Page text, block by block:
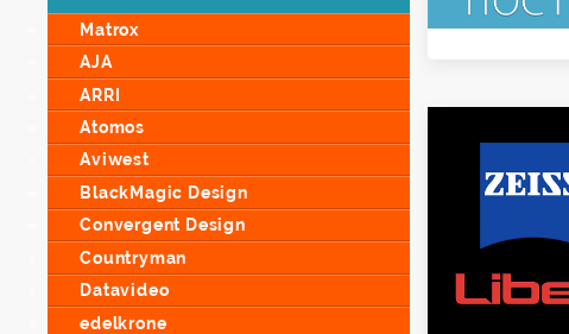
Matrox
AJA
ARRI
Atomos
Aviwest
BlackMagic Design
Convergent Design
Countryman
Datavideo
edelkrone